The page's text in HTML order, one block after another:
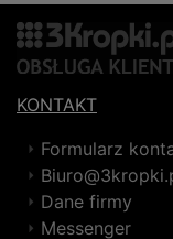
KONTAKT
Formularz
Dane firmy
Messenger